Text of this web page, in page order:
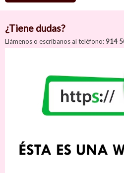
¿Tiene dudas?
Llámenos o escríbanos al teléfono: 914